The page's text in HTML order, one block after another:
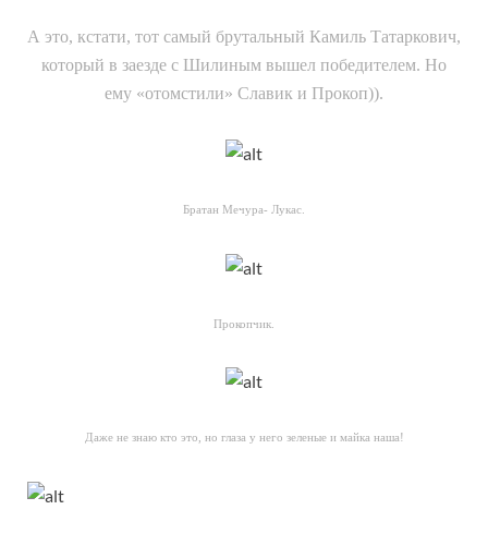
А это, кстати, тот самый брутальный Камиль Татаркович,
который в заезде с Шилиным вышел победителем. Но
ему «отомстили» Славик и Прокоп)).
Братан Мечура- Лукас.
Прокопчик.
Даже не знаю кто это, но глаза у него зеленые и майка наша!